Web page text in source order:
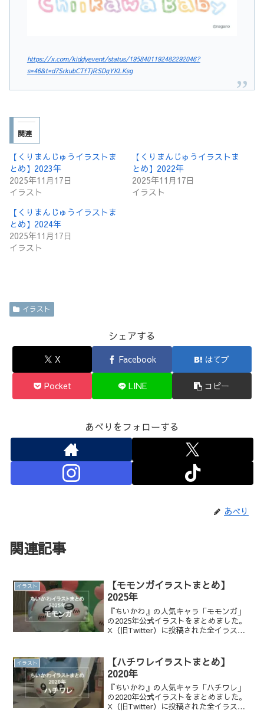
https://x.com/kiddyevent/status/1958401192482292046?
s=46&t=d7SrkubCTfTjRSDgYKLKsg
関連
【くりまんじゅうイラストま
とめ】2023年
2025年11月17日
イラスト
【くりまんじゅうイラストま
とめ】2022年
2025年11月17日
イラスト
【くりまんじゅうイラストま
とめ】2024年
2025年11月17日
イラスト
イラスト
シェアする
X Facebook はてブ
Pocket LINE コピー
あべりをフォローする
あべり
関連記事
イラスト
【モモンガイラストまとめ】
2025年
『ちいかわ』の人気キャラ「モモンガ」
の2025年公式イラストをまとめました。
X（旧Twitter）に投稿された全イラスト
す。
イラスト
【ハチワレイラストまとめ】
2020年
『ちいかわ』の人気キャラ「ハチワレ」
の2020年公式イラストをまとめました。
X（旧Twitter）に投稿された全イラスト